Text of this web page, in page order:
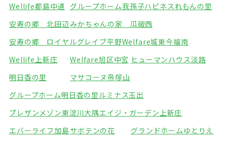
Wellife都島中通
グループホーム我孫子ハピネスれもんの里
安寿の郷 北田辺 みかちゃんの家 瓜破西
安寿の郷 ロイヤルグレイブ平野Welfare城東今福南
Wellife上新庄
Welfare旭区中宮 ヒューマンハウス淡路
明日香の里
マサコーヌ帝塚山
グループホーム明日香の里 ルミナス玉出
プレザンメゾン東淀川大隅エイジ・ガーデン上新庄
エバーライフ加島サボテンの花
グランドホームゆとりえ